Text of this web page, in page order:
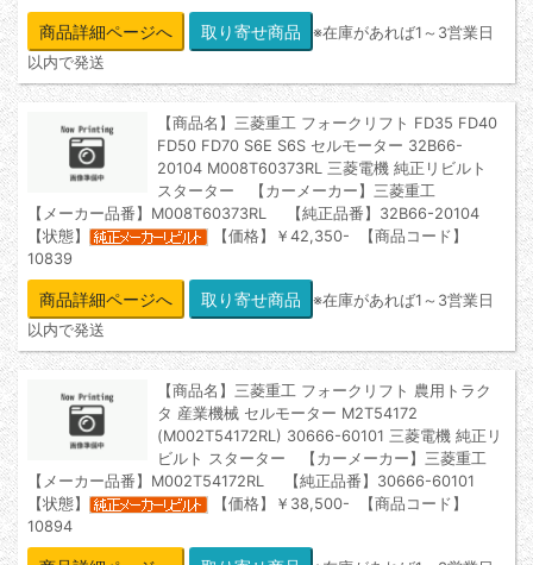
商品詳細ページへ
※在庫があれば1～3営業日
以内で発送
【商品名】三菱重工 フォークリフト FD35 FD40
FD50 FD70 S6E S6S セルモーター 32B66-
20104 M008T60373RL 三菱電機 純正リビルト
スターター 【カーメーカー】三菱重工
【メーカー品番】M008T60373RL 【純正品番】32B66-20104
【状態】
【価格】￥42,350- 【商品コード】
10839
商品詳細ページへ
※在庫があれば1～3営業日
以内で発送
【商品名】三菱重工 フォークリフト 農用トラク
タ 産業機械 セルモーター M2T54172
(M002T54172RL) 30666-60101 三菱電機 純正リ
ビルト スターター 【カーメーカー】三菱重工
【メーカー品番】M002T54172RL 【純正品番】30666-60101
【状態】
【価格】￥38,500- 【商品コード】
10894